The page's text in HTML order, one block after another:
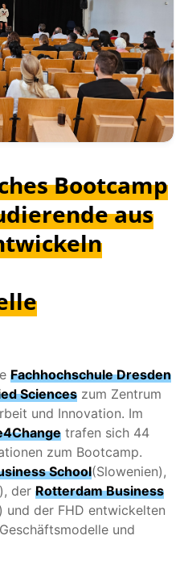
Bootcamp
aus
Fachhochschule Dresden
Sciences zum Zentrum
und Innovation. Im
trafen sich 44
zum Bootcamp.
School(Slowenien),
derRotterdam Business
und der FHD entwickelten
und